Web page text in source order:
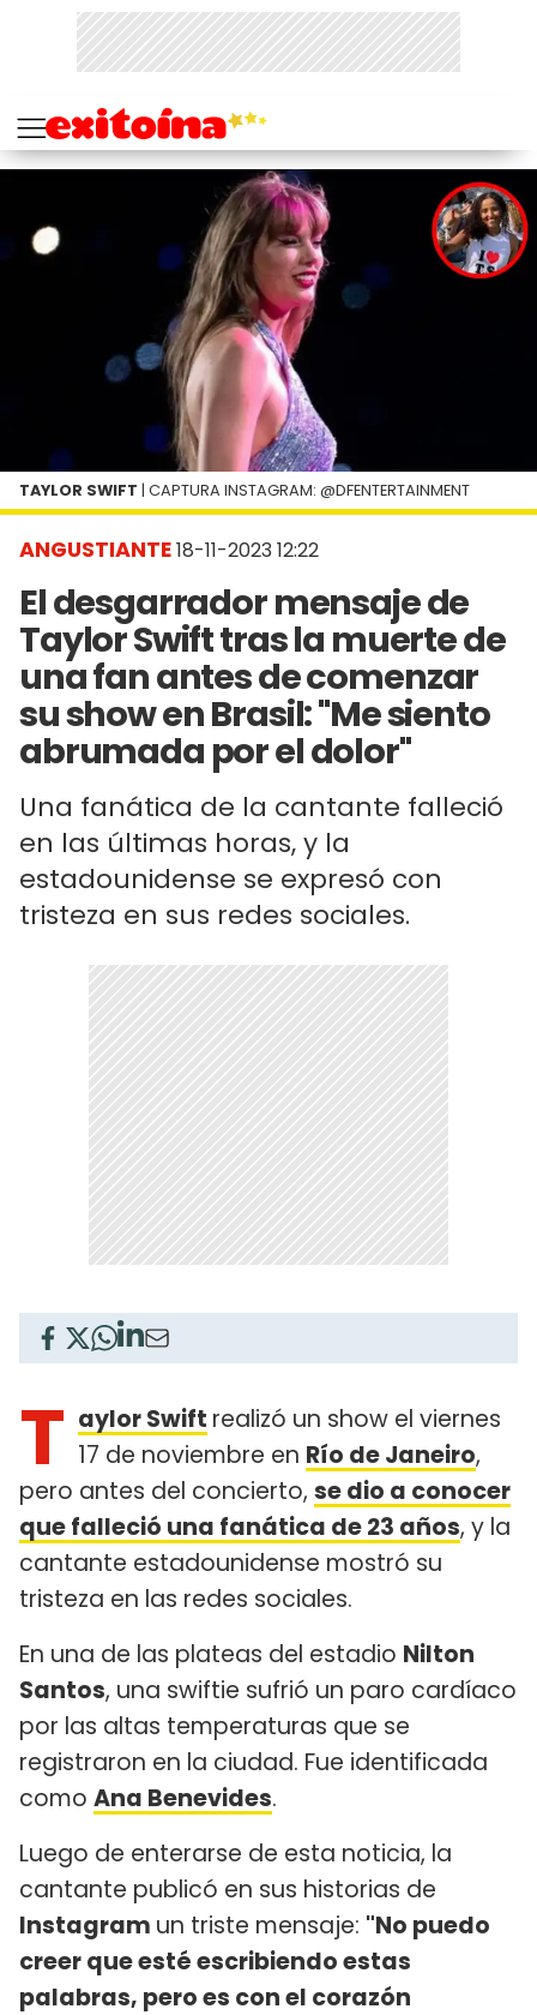
ANGUSTIANTE18-11-2023 12:22
El desgarrador mensaje de
Taylor Swift tras la muerte de
una fan antes de comenzar
su show en Brasil: "Me siento
abrumada por el dolor"
Una fanática de la cantante falleció
en las últimas horas, y la
estadounidense se expresó con
tristeza en sus redes sociales.
TAYLOR SWIFT | CAPTURA INSTAGRAM: @DFENTERTAINMENT
T aylor Swift realizó un show el viernes
17 de noviembre en Río de Janeiro,
pero antes del concierto, se dio a conocer
que falleció una fanática de 23 años, y la
cantante estadounidense mostró su
tristeza en las redes sociales.
En una de las plateas del estadio Nilton
Santos, una swiftie sufrió un paro cardíaco
por las altas temperaturas que se
registraron en la ciudad. Fue identificada
como Ana Benevides.
Luego de enterarse de esta noticia, la
cantante publicó en sus historias de
Instagram un triste mensaje: "No puedo
creer que esté escribiendo estas
palabras, pero es con el corazón